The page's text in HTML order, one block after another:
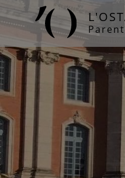
Panneau de gestion des